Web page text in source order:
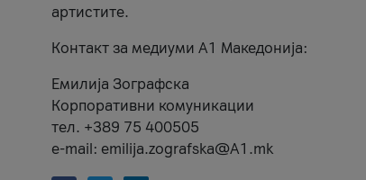
артистите.
Контакт за медиуми А1 Македонија:
Емилија Зографска
Корпоративни комуникации
тел. +389 75 400505
e-mail: emilija.zografska@A1.mk